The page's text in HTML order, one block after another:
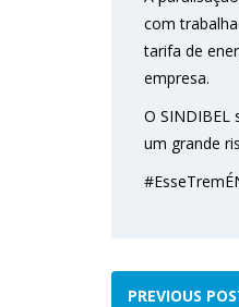
com
tarifa de
empresa.
O SINDIBEL
um grande
PREVIOUS